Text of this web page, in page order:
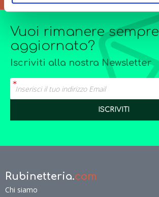
Vuoi rimanere sempre
aggiornato?
Iscriviti alla nostra Newsletter
Rubinetteria.com
Chi siamo